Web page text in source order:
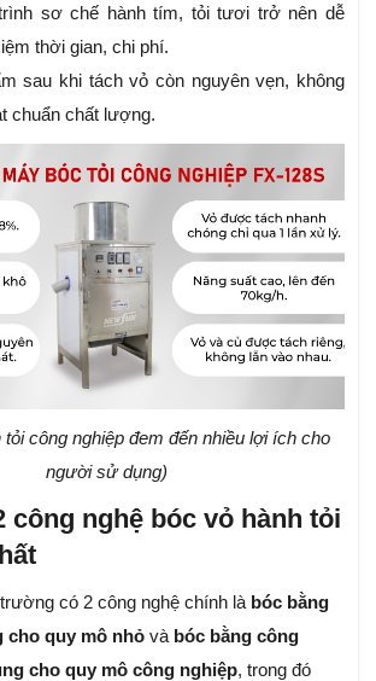
sơ chế hành tím, tỏi tươi trở nên dễ
thời gian, chi phí.
sau khi tách vỏ còn nguyên vẹn, không
chuẩn chất lượng.
công nghiệp đem đến nhiều lợi ích cho
người sử dụng)
công nghệ bóc vỏ hành tỏi
có 2 công nghệ chính là bóc bằng
cho quy mô nhỏ và bóc bằng công
cho quy mô công nghiệp, trong đó